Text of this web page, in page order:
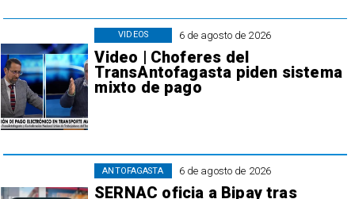
6 de agosto de 2026
Video | Choferes del
TransAntofagasta piden sistema
mixto de pago
VIDEOS
6 de agosto de 2026
SERNAC oficia a Bipay tras
ANTOFAGASTA